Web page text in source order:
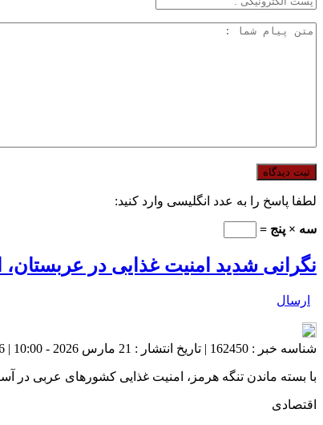
لطفا پاسخ را به عدد انگلیسی وارد کنید:
سه × پنج =
نگرانی شدید امنیت غذایی در عربستان،
ارسال
شناسه خبر : 162450 | تاریخ انتشار : 21 مارس 2026 - 10:00 | 36 بازدید | تعداد دیدگاه :
با بسته ماندن تنگه هرمز، امنیت غذایی کشورهای عربی در
اقتصادی